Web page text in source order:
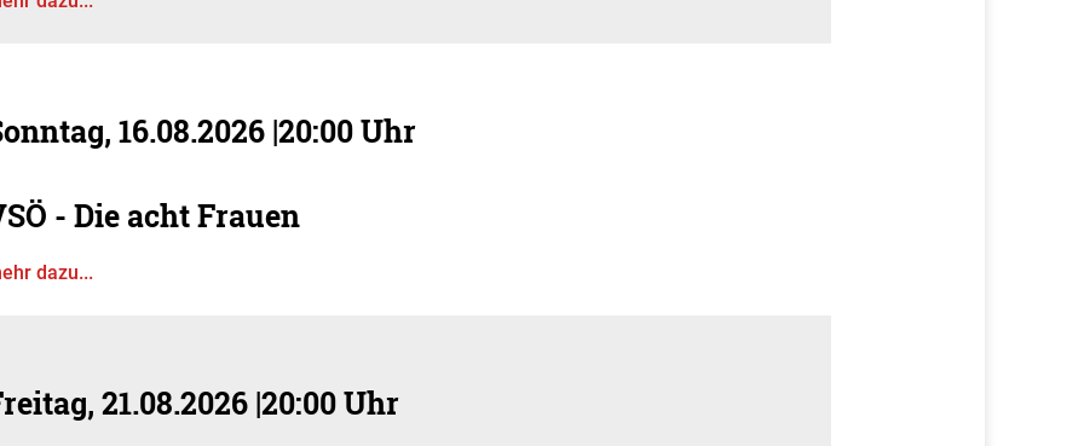
16.08.2026 |20:00 Uhr
- Die acht Frauen
dazu...
21.08.2026 |20:00 Uhr